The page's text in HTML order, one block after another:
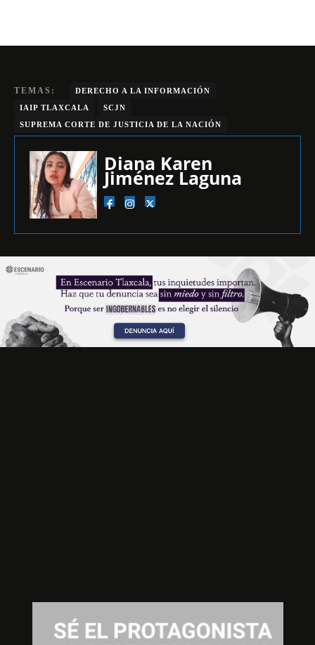
TEMAS:
DERECHO A LA INFORMACIÓN
IAIP TLAXCALA
SCJN
SUPREMA CORTE DE JUSTICIA DE LA NACIÓN
Diana Karen
Jiménez Laguna